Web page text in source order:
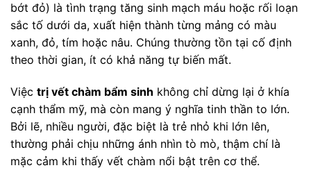
bớt đỏ) là tình trạng tăng sinh mạch máu hoặc rối loạn
sắc tố dưới da, xuất hiện thành từng mảng có màu
xanh, đỏ, tím hoặc nâu. Chúng thường tồn tại cố định
theo thời gian, ít có khả năng tự biến mất.
Việc trị vết chàm bẩm sinh không chỉ dừng lại ở khía
cạnh thẩm mỹ, mà còn mang ý nghĩa tinh thần to lớn.
Bởi lẽ, nhiều người, đặc biệt là trẻ nhỏ khi lớn lên,
thường phải chịu những ánh nhìn tò mò, thậm chí là
mặc cảm khi thấy vết chàm nổi bật trên cơ thể.